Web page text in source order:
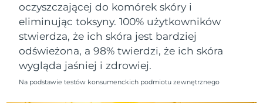
oczyszczającej do komórek skóry i
eliminując toksyny. 100% użytkowników
stwierdza, że ich skóra jest bardziej
odświeżona, a 98% twierdzi, że ich skóra
wygląda jaśniej i zdrowiej.
Na podstawie testów konsumenckich podmiotu zewnętrznego
Filipiny
Oczekiwany czas dostawy
8/11/26
Polska
Oczekiwany czas dostawy
Oczekiwany czas dostawy